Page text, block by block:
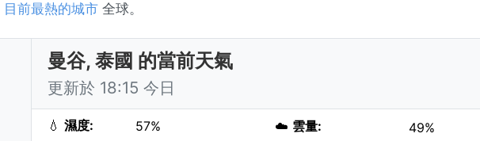
目前最熱的城市 全球。
曼谷, 泰國 的當前天氣
更新於 18:15 今日
💧 濕度: 57% ☁️ 雲量: 49%